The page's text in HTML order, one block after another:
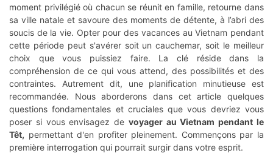
moment privilégié où chacun se réunit en famille, retourne dans
sa ville natale et savoure des moments de détente, à l’abri des
soucis de la vie. Opter pour des vacances au Vietnam pendant
cette période peut s'avérer soit un cauchemar, soit le meilleur
choix que vous puissiez faire. La clé réside dans la
compréhension de ce qui vous attend, des possibilités et des
contraintes. Autrement dit, une planification minutieuse est
recommandée. Nous aborderons dans cet article quelques
questions fondamentales et cruciales que vous devriez vous
poser si vous envisagez de voyager au Vietnam pendant le
Têt, permettant d'en profiter pleinement. Commençons par la
première interrogation qui pourrait surgir dans votre esprit.